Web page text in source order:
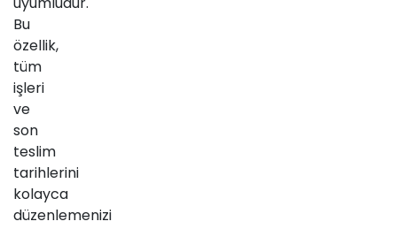
Bu
özellik,
tüm
işleri
ve
son
teslim
tarihlerini
kolayca
düzenlemenizi